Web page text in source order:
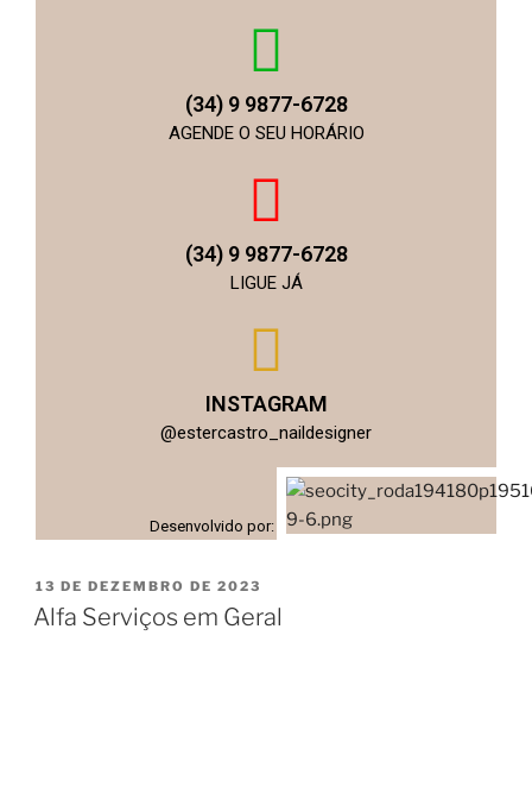
(34) 9 9877-6728
AGENDE O SEU HORÁRIO
(34) 9 9877-6728
LIGUE JÁ
INSTAGRAM
@estercastro_naildesigner
Desenvolvido por:
13 DE DEZEMBRO DE 2023
Alfa Serviços em Geral